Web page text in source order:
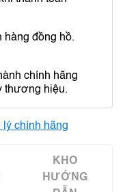
hàng đồng hồ.
chính hãng
thương hiệu.
chính hãng
KHO
HƯỚNG